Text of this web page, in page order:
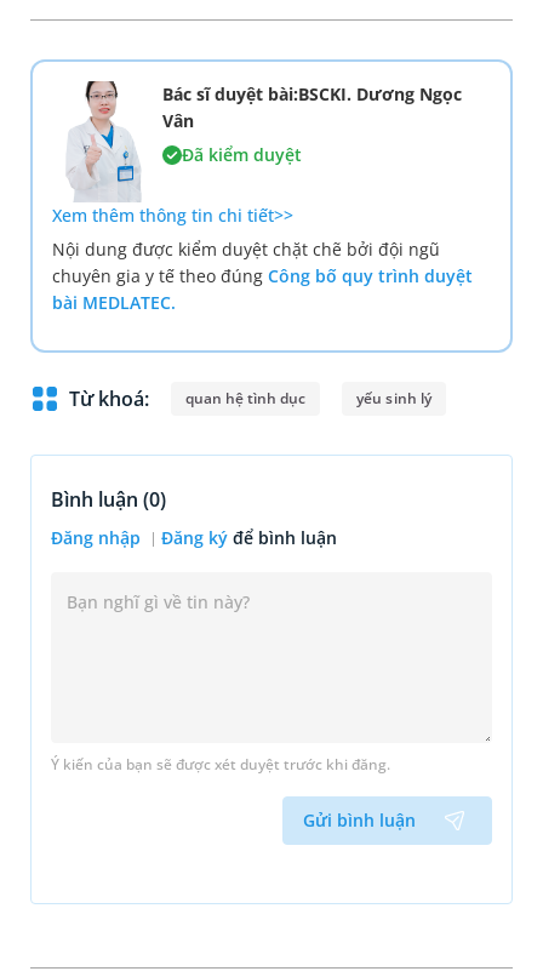
Bác sĩ duyệt bài:BSCKI. Dương Ngọc
Vân
Đã kiểm duyệt
Xem thêm thông tin chi tiết>>
Nội dung được kiểm duyệt chặt chẽ bởi đội ngũ
chuyên gia y tế theo đúng Công bố quy trình duyệt
bài MEDLATEC.
Từ khoá: quan hệ tình dục yếu sinh lý
Bình luận (0)
Đăng nhập Đăng ký để bình luận
Ý kiến của bạn sẽ được xét duyệt trước khi đăng.
Gửi bình luận